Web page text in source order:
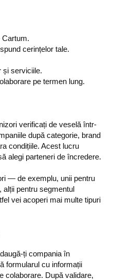
Cartum.
cerințelor tale.
și serviciile.
pe termen lung.
verificați de veselă într-
după categorie, brand
condițiile. Acest lucru
alegi parteneri de încredere.
— de exemplu, unii pentru
alții pentru segmentul
vei acoperi mai multe tipuri
ți compania în
formularul cu informații
colaborare. După validare,